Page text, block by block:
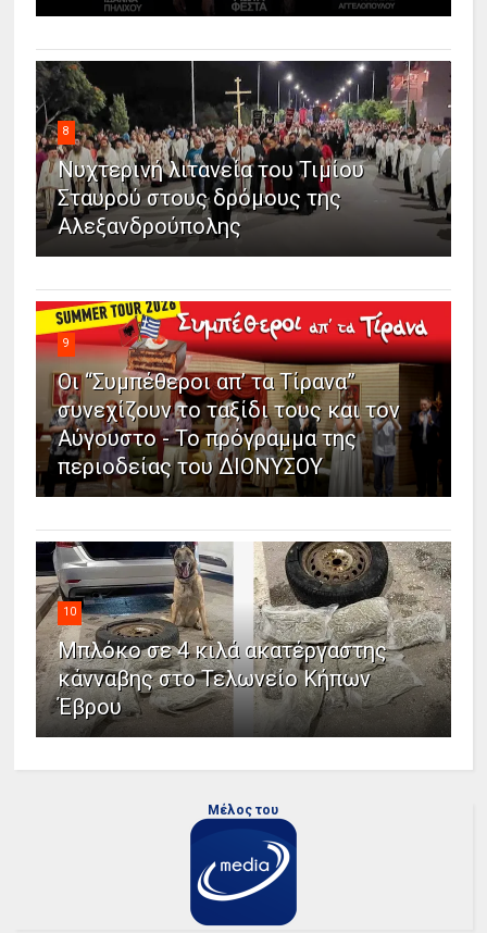
8
Νυχτερινή λιτανεία του Τιμίου
Σταυρού στους δρόμους της
Αλεξανδρούπολης
9
Οι “Συμπέθεροι απ’ τα Τίρανα”
συνεχίζουν το ταξίδι τους και τον
Αύγουστο - Το πρόγραμμα της
περιοδείας του ΔΙΟΝΥΣΟΥ
10
Μπλόκο σε 4 κιλά ακατέργαστης
κάνναβης στο Τελωνείο Κήπων
Έβρου
Μέλος του